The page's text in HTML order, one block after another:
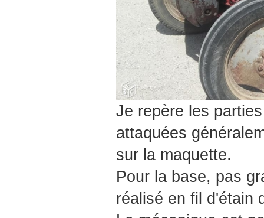
Je repère les
attaquées
sur la maquette.
Pour la base, pas
réalisé en fil d'étain